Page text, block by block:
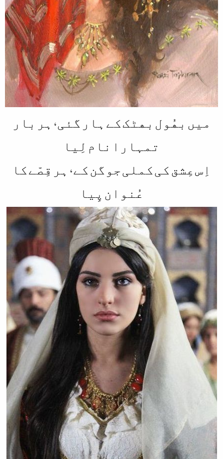
ﻣﯿﮟ ﺑﮭُﻮﻝ ﺑﮭﭩﮏ ﮐﮯ ﮨﺎﺭ ﮔﺌﯽ، ﮨﺮ ﺑﺎﺭ
ﺗﻤﮩﺎﺭﺍ ﻧﺎﻡ ﻟِﯿﺎ
ﺍِﺱ ﻋِﺸﻖ ﮐﯽ ﮐﻤﻠﯽ ﺟﻮﮔﻦ ﮐﮯ، ﮨﺮ ﻗِﺼّﮯ ﮐﺎ
ﻋُﻨﻮﺍﻥ ﭘِﯿﺎ